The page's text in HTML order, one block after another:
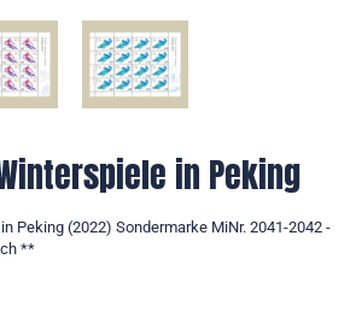
in Peking
Peking (2022) Sondermarke MiNr. 2041-2042 -
**